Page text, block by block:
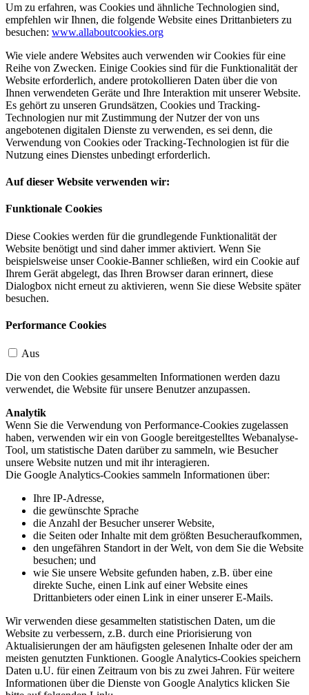
Um zu erfahren, was Cookies und ähnliche Technologien sind,
empfehlen wir Ihnen, die folgende Website eines Drittanbieters zu
besuchen: www.allaboutcookies.org
Wie viele andere Websites auch verwenden wir Cookies für eine
Reihe von Zwecken. Einige Cookies sind für die Funktionalität der
Website erforderlich, andere protokollieren Daten über die von
Ihnen verwendeten Geräte und Ihre Interaktion mit unserer Website.
Es gehört zu unseren Grundsätzen, Cookies und Tracking-
Technologien nur mit Zustimmung der Nutzer der von uns
angebotenen digitalen Dienste zu verwenden, es sei denn, die
Verwendung von Cookies oder Tracking-Technologien ist für die
Nutzung eines Dienstes unbedingt erforderlich.
Auf dieser Website verwenden wir:
Funktionale Cookies
Diese Cookies werden für die grundlegende Funktionalität der
Website benötigt und sind daher immer aktiviert. Wenn Sie
beispielsweise unser Cookie-Banner schließen, wird ein Cookie auf
Ihrem Gerät abgelegt, das Ihren Browser daran erinnert, diese
Dialogbox nicht erneut zu aktivieren, wenn Sie diese Website später
besuchen.
Performance Cookies
Aus
Die von den Cookies gesammelten Informationen werden dazu
verwendet, die Website für unsere Benutzer anzupassen.
Analytik
Wenn Sie die Verwendung von Performance-Cookies zugelassen
haben, verwenden wir ein von Google bereitgestelltes Webanalyse-
Tool, um statistische Daten darüber zu sammeln, wie Besucher
unsere Website nutzen und mit ihr interagieren.
Die Google Analytics-Cookies sammeln Informationen über:
Ihre IP-Adresse,
die gewünschte Sprache
die Anzahl der Besucher unserer Website,
die Seiten oder Inhalte mit dem größten Besucheraufkommen,
den ungefähren Standort in der Welt, von dem Sie die Website
besuchen; und
wie Sie unsere Website gefunden haben, z.B. über eine
direkte Suche, einen Link auf einer Website eines
Drittanbieters oder einen Link in einer unserer E-Mails.
Wir verwenden diese gesammelten statistischen Daten, um die
Website zu verbessern, z.B. durch eine Priorisierung von
Aktualisierungen der am häufigsten gelesenen Inhalte oder der am
meisten genutzten Funktionen. Google Analytics-Cookies speichern
Daten u.U. für einen Zeitraum von bis zu zwei Jahren. Für weitere
Informationen über die Dienste von Google Analytics klicken Sie